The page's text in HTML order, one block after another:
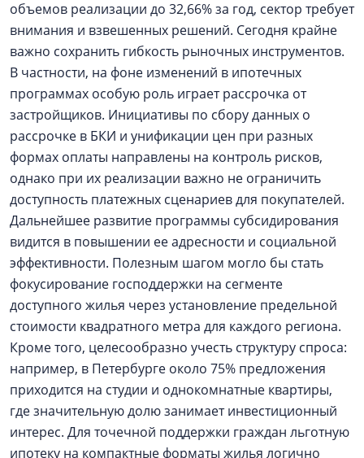
объемов реализации до 32,66% за год, сектор требует
внимания и взвешенных решений. Сегодня крайне
важно сохранить гибкость рыночных инструментов.
В частности, на фоне изменений в ипотечных
программах особую роль играет рассрочка от
застройщиков. Инициативы по сбору данных о
рассрочке в БКИ и унификации цен при разных
формах оплаты направлены на контроль рисков,
однако при их реализации важно не ограничить
доступность платежных сценариев для покупателей.
Дальнейшее развитие программы субсидирования
видится в повышении ее адресности и социальной
эффективности. Полезным шагом могло бы стать
фокусирование господдержки на сегменте
доступного жилья через установление предельной
стоимости квадратного метра для каждого региона.
Кроме того, целесообразно учесть структуру спроса:
например, в Петербурге около 75% предложения
приходится на студии и однокомнатные квартиры,
где значительную долю занимает инвестиционный
интерес. Для точечной поддержки граждан льготную
ипотеку на компактные форматы жилья логично